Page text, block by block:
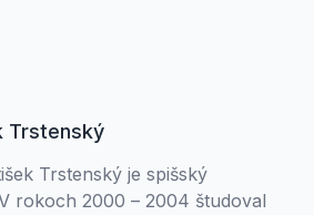
Trstenský
Trstenský je spišský
rokoch 2000 – 2004 študoval